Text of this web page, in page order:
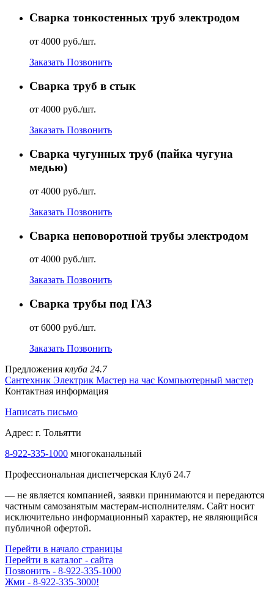
Сварка тонкостенных труб электродом
от 4000 руб./шт.
Заказать Позвонить
Сварка труб в стык
от 4000 руб./шт.
Заказать Позвонить
Сварка чугунных труб (пайка чугуна
медью)
от 4000 руб./шт.
Заказать Позвонить
Сварка неповоротной трубы электродом
от 4000 руб./шт.
Заказать Позвонить
Сварка трубы под ГАЗ
от 6000 руб./шт.
Заказать Позвонить
Предложения клуба 24.7
Сантехник Электрик Мастер на час Компьютерный мастер
Контактная информация
Написать письмо
Адрес: г. Тольятти
8-922-335-2000 многоканальный
Профессиональная диспетчерская Клуб 24.7
— не является компанией, заявки принимаются и передаются
частным самозанятым мастерам‑исполнителям. Сайт носит
исключительно информационный характер, не являющийся
публичной офертой.
Перейти в начало страницы
Перейти в каталог - сайта
Позвонить - 8-922-335-1000
ДИСПЕТЧЕР НА СВЯЗИ - 8-922-335-1000